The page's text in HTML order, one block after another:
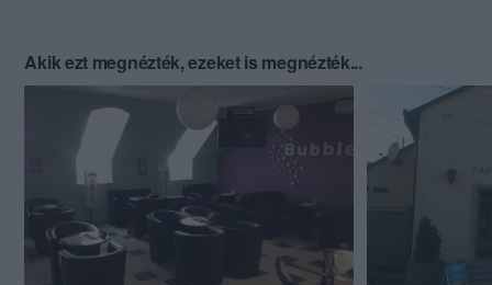
Akik ezt megnézték, ezeket is megnézték...